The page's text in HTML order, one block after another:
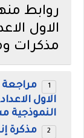
روابط
مذكرات
مراجعة
النموذجية
مذكرة